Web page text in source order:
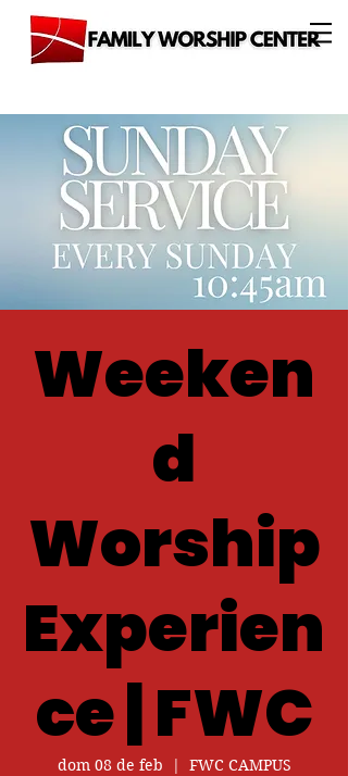
Weeken
d
Worship
Experien
ce | FWC
dom 08 de feb
  |
FWC CAMPUS